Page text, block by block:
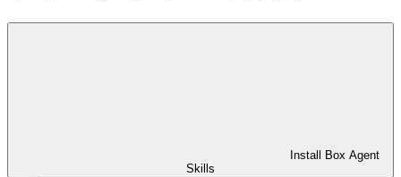
Install Box Agent
Skills